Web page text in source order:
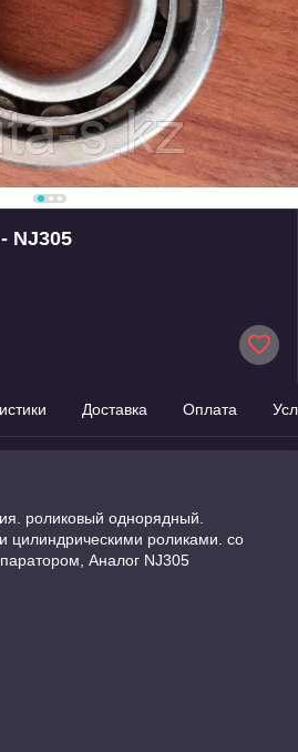
NJ305
Доставка Оплата
роликовый однорядный.
цилиндрическими роликами. со
Аналог NJ305